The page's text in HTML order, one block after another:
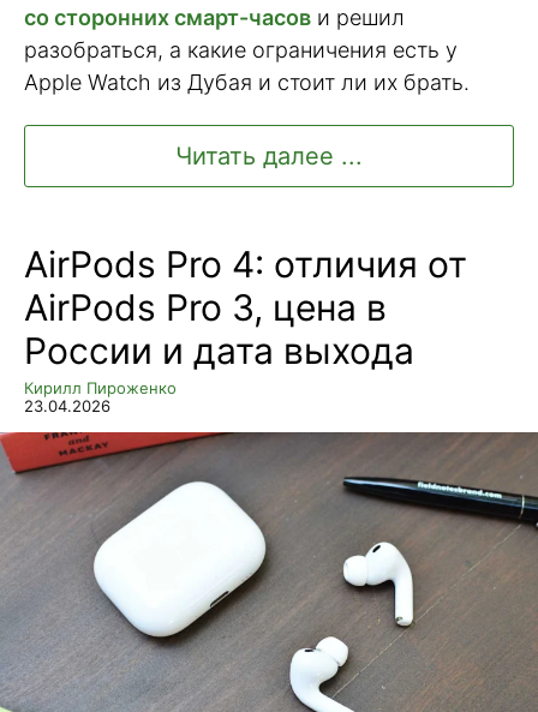
со сторонних смарт-часов и решил
разобраться, а какие ограничения есть у
Apple Watch из Дубая и стоит ли их брать.
Читать далее ...
AirPods Pro 4: отличия от
AirPods Pro 3, цена в
России и дата выхода
Кирилл Пироженко
23.04.2026